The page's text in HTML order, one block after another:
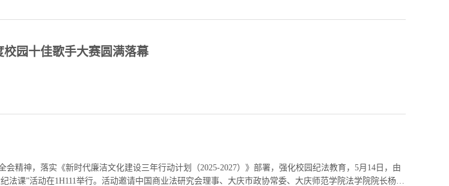
校园十佳歌手大赛圆满落幕
精神，落实《新时代廉洁文化建设三年行动计划（2025-2027）》部署，强化校园纪法教育，5月14日，由
法课”活动在1H111举行。活动邀请中国商业法研究会理事、大庆市政协常委、大庆师范学院法学院院长杨铁